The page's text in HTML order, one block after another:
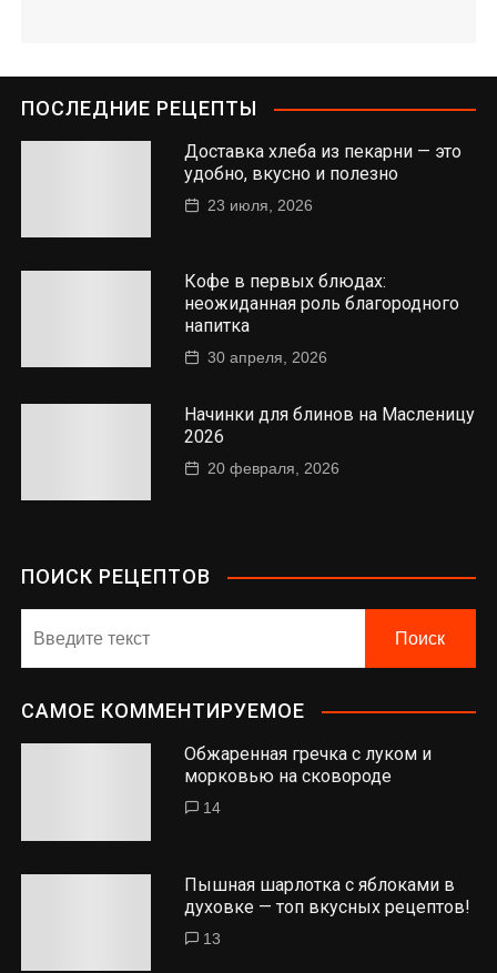
ПОСЛЕДНИЕ РЕЦЕПТЫ
Доставка хлеба из пекарни — это
удобно, вкусно и полезно
23 июля, 2026
Кофе в первых блюдах:
неожиданная роль благородного
напитка
30 апреля, 2026
Начинки для блинов на Масленицу
2026
20 февраля, 2026
ПОИСК РЕЦЕПТОВ
САМОЕ КОММЕНТИРУЕМОЕ
Обжаренная гречка с луком и
морковью на сковороде
14
Пышная шарлотка с яблоками в
духовке — топ вкусных рецептов!
13